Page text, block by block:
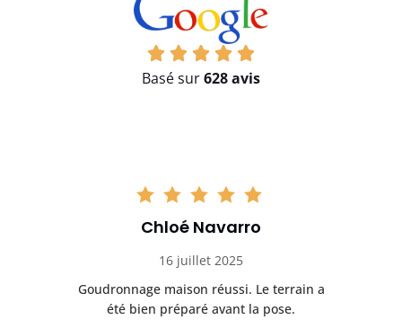
Basé sur628 avis
Chloé Navarro
16 juillet 2025
Goudronnage maison réussi. Le terrain a
été bien préparé avant la pose.